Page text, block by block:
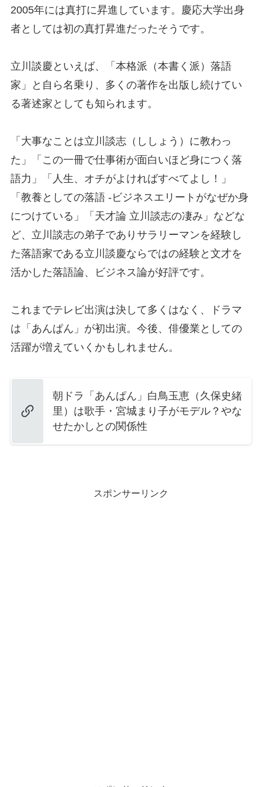
2005年には真打に昇進しています。慶応大学出身
者としては初の真打昇進だったそうです。
立川談慶といえば、「本格派（本書く派）落語
家」と自ら名乗り、多くの著作を出版し続けてい
る著述家としても知られます。
「大事なことは立川談志（ししょう）に教わっ
た」「この一冊で仕事術が面白いほど身につく落
語力」「人生、オチがよければすべてよし！」
「教養としての落語 -ビジネスエリートがなぜか身
につけている」「天才論 立川談志の凄み」などな
ど、立川談志の弟子でありサラリーマンを経験し
た落語家である立川談慶ならではの経験と文才を
活かした落語論、ビジネス論が好評です。
これまでテレビ出演は決して多くはなく、ドラマ
は「あんぱん」が初出演。今後、俳優業としての
活躍が増えていくかもしれません。
朝ドラ「あんぱん」白鳥玉恵（久保史緒
里）は歌手・宮城まり子がモデル？やな
せたかしとの関係性
スポンサーリンク